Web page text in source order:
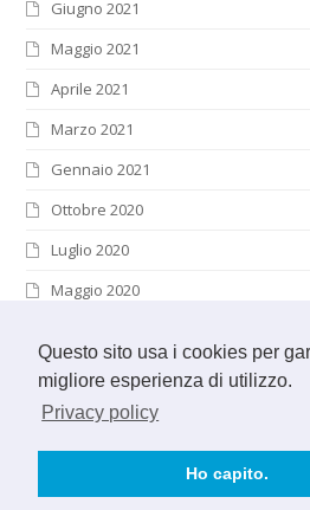
Questo sito usa i cookies per
migliore esperienza di utilizzo.
Privacy policy
Ho capito.
Giugno 2021
Maggio 2021
Aprile 2021
Marzo 2021
Gennaio 2021
Ottobre 2020
Luglio 2020
Maggio 2020
Marzo 2020
© 2026 S.I.Di.N. associazione - Via
94060310482